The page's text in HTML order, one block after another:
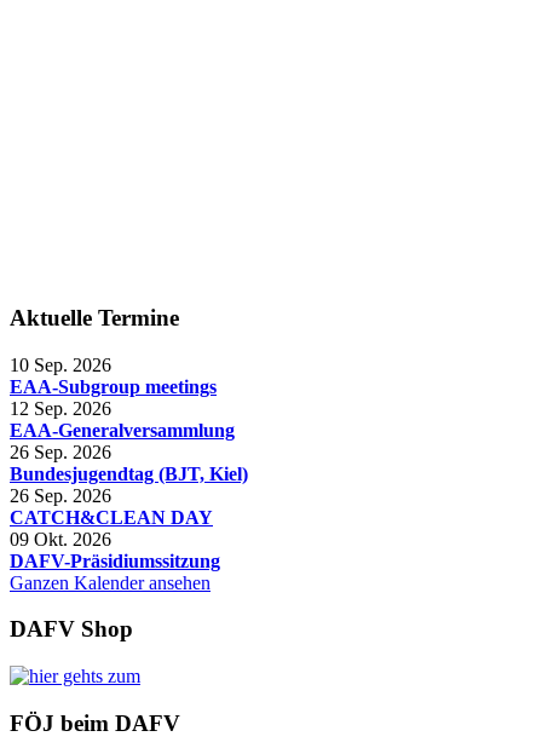
Aktuelle Termine
10 Sep. 2026
EAA-Subgroup meetings
12 Sep. 2026
EAA-Generalversammlung
26 Sep. 2026
Bundesjugendtag (BJT, Kiel)
26 Sep. 2026
CATCH&CLEAN DAY
09 Okt. 2026
DAFV-Präsidiumssitzung
Ganzen Kalender ansehen
DAFV Shop
FÖJ beim DAFV